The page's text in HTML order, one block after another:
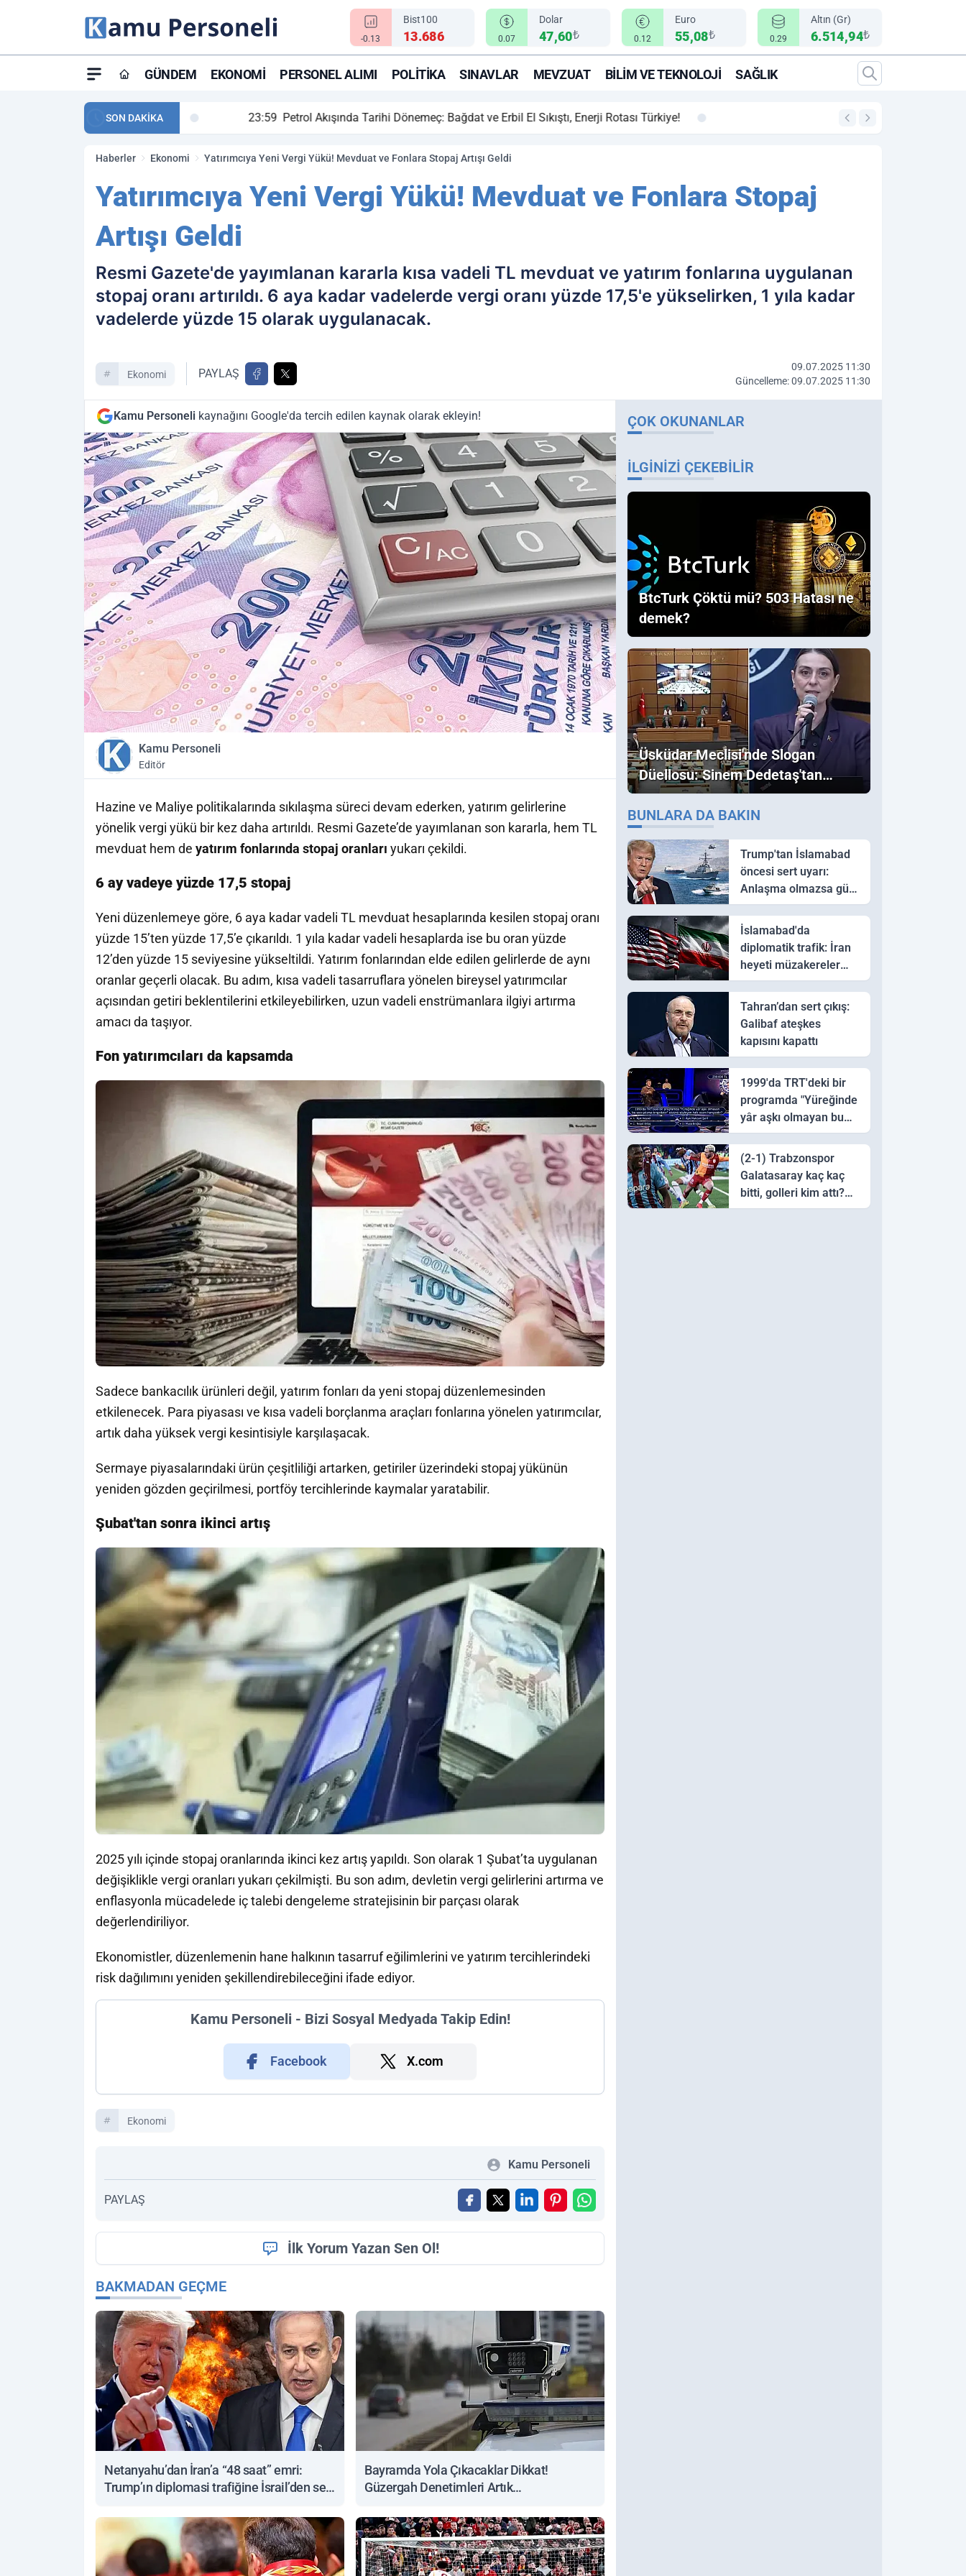
-0.13
Bist100
13.686 0.07
Dolar
47,60₺ 0.12
Euro
55,08₺ 0.29
Altın (Gr)
6.514,94₺
GÜNDEM EKONOMI PERSONEL ALIMI POLITIKA SINAVLAR MEVZUAT BILIM VE TEKNOLOJI SAĞLIK
SON DAKİKA
maç özeti ve golleri! 23:59 Petrol Akışında Tarihi Dönemeç: Bağdat ve Erbil El Sıkıştı, Enerji Rotası Türkiye! 00:12
Haberler Ekonomi Yatırımcıya Yeni Vergi Yükü! Mevduat ve Fonlara Stopaj Artışı Geldi
Yatırımcıya Yeni Vergi Yükü! Mevduat ve Fonlara Stopaj
Artışı Geldi
Resmi Gazete'de yayımlanan kararla kısa vadeli TL mevduat ve yatırım fonlarına uygulanan
stopaj oranı artırıldı. 6 aya kadar vadelerde vergi oranı yüzde 17,5'e yükselirken, 1 yıla kadar
vadelerde yüzde 15 olarak uygulanacak.
Ekonomi PAYLAŞ
09.07.2025 11:30
Güncelleme: 09.07.2025 11:30
Kamu Personeli kaynağını Google'da tercih edilen kaynak olarak ekleyin!
Kamu Personeli
Editör
Hazine ve Maliye politikalarında sıkılaşma süreci devam ederken, yatırım gelirlerine
yönelik vergi yükü bir kez daha artırıldı. Resmi Gazete’de yayımlanan son kararla, hem TL
mevduat hem de yatırım fonlarında stopaj oranları yukarı çekildi.
6 ay vadeye yüzde 17,5 stopaj
Yeni düzenlemeye göre, 6 aya kadar vadeli TL mevduat hesaplarında kesilen stopaj oranı
yüzde 15’ten yüzde 17,5’e çıkarıldı. 1 yıla kadar vadeli hesaplarda ise bu oran yüzde
12’den yüzde 15 seviyesine yükseltildi. Yatırım fonlarından elde edilen gelirlerde de aynı
oranlar geçerli olacak. Bu adım, kısa vadeli tasarruflara yönelen bireysel yatırımcılar
açısından getiri beklentilerini etkileyebilirken, uzun vadeli enstrümanlara ilgiyi artırma
amacı da taşıyor.
Fon yatırımcıları da kapsamda
Sadece bankacılık ürünleri değil, yatırım fonları da yeni stopaj düzenlemesinden
etkilenecek. Para piyasası ve kısa vadeli borçlanma araçları fonlarına yönelen yatırımcılar,
artık daha yüksek vergi kesintisiyle karşılaşacak.
Sermaye piyasalarındaki ürün çeşitliliği artarken, getiriler üzerindeki stopaj yükünün
yeniden gözden geçirilmesi, portföy tercihlerinde kaymalar yaratabilir.
Şubat'tan sonra ikinci artış
2025 yılı içinde stopaj oranlarında ikinci kez artış yapıldı. Son olarak 1 Şubat’ta uygulanan
değişiklikle vergi oranları yukarı çekilmişti. Bu son adım, devletin vergi gelirlerini artırma ve
enflasyonla mücadelede iç talebi dengeleme stratejisinin bir parçası olarak
değerlendiriliyor.
Ekonomistler, düzenlemenin hane halkının tasarruf eğilimlerini ve yatırım tercihlerindeki
risk dağılımını yeniden şekillendirebileceğini ifade ediyor.
Kamu Personeli - Bizi Sosyal Medyada Takip Edin!
Facebook X.com
Ekonomi
Kamu Personeli
PAYLAŞ
İlk Yorum Yazan Sen Ol!
BAKMADAN GEÇME
Netanyahu’dan İran’a “48 saat” emri:
Trump’ın diplomasi trafiğine İsrail’den sert
Bayramda Yola Çıkacaklar Dikkat!
Güzergah Denetimleri Artık
ÇOK OKUNANLAR
İLGINIZI ÇEKEBILIR
BtcTurk Çöktü mü? 503 Hatası ne
demek?
Üsküdar Meclisi'nde Slogan
Düellosu: Sinem Dedetaş'tan
Ezber Bozan "Erdoğan" ve
"İmamoğlu" Çıkışı!
BUNLARA DA BAKIN
Trump'tan İslamabad
öncesi sert uyarı:
Anlaşma olmazsa güç
kullanırız
İslamabad'da
diplomatik trafik: İran
heyeti müzakereler
için Pakistan'a ulaştı
Tahran’dan sert çıkış:
Galibaf ateşkes
kapısını kapattı
1999'da TRT'deki bir
programda "Yüreğinde
yâr aşkı olmayan bu
sazı çalarsa tingirdatır"
sözünü söyleyen halk
ozanı hangisidir?
(2-1) Trabzonspor
Galatasaray kaç kaç
bitti, golleri kim attı?
Trabzonspor